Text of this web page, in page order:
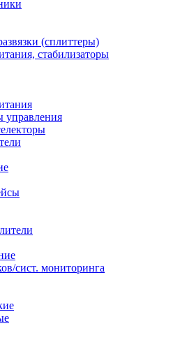
(сплиттеры)
стабилизаторы
управления
сист. мониторинга